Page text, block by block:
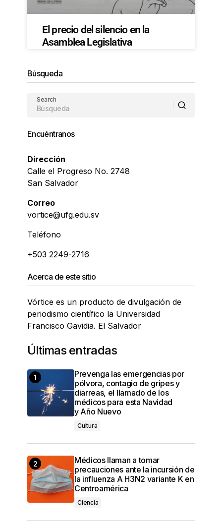
El precio del silencio en la
Asamblea Legislativa
Búsqueda
Search
Encuéntranos
Dirección
Calle el Progreso No. 2748
San Salvador
Correo
vortice@ufg.edu.sv
Teléfono
+503 2249-2716
Acerca de este sitio
Vórtice es un producto de divulgación de
periodismo científico la Universidad
Francisco Gavidia. El Salvador
Últimas entradas
Prevenga las emergencias por
pólvora, contagio de gripes y
diarreas, el llamado de los
médicos para esta Navidad
y Año Nuevo
Cultura
Médicos llaman a tomar
precauciones ante la incursión de
la influenza A H3N2 variante K en
Centroamérica
Ciencia